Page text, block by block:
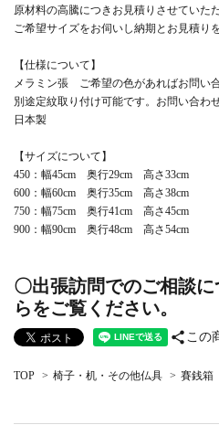
原材料の高騰につきお見積りさせていた
ご希望サイズをお伺いし納期とお見積り
【仕様について】
メラミン張 ご希望の色があればお問い合
別途定紋取り付け可能です。お問い合わ
日本製
【サイズについて】
450：幅45cm 奥行29cm 高さ33cm
600：幅60cm 奥行35cm 高さ38cm
750：幅75cm 奥行41cm 高さ45cm
900：幅90cm 奥行48cm 高さ54cm
〇出張訪問でのご相談
らをご覧ください。
share この
TOP > 椅子・机・その他仏具 > 賽銭箱